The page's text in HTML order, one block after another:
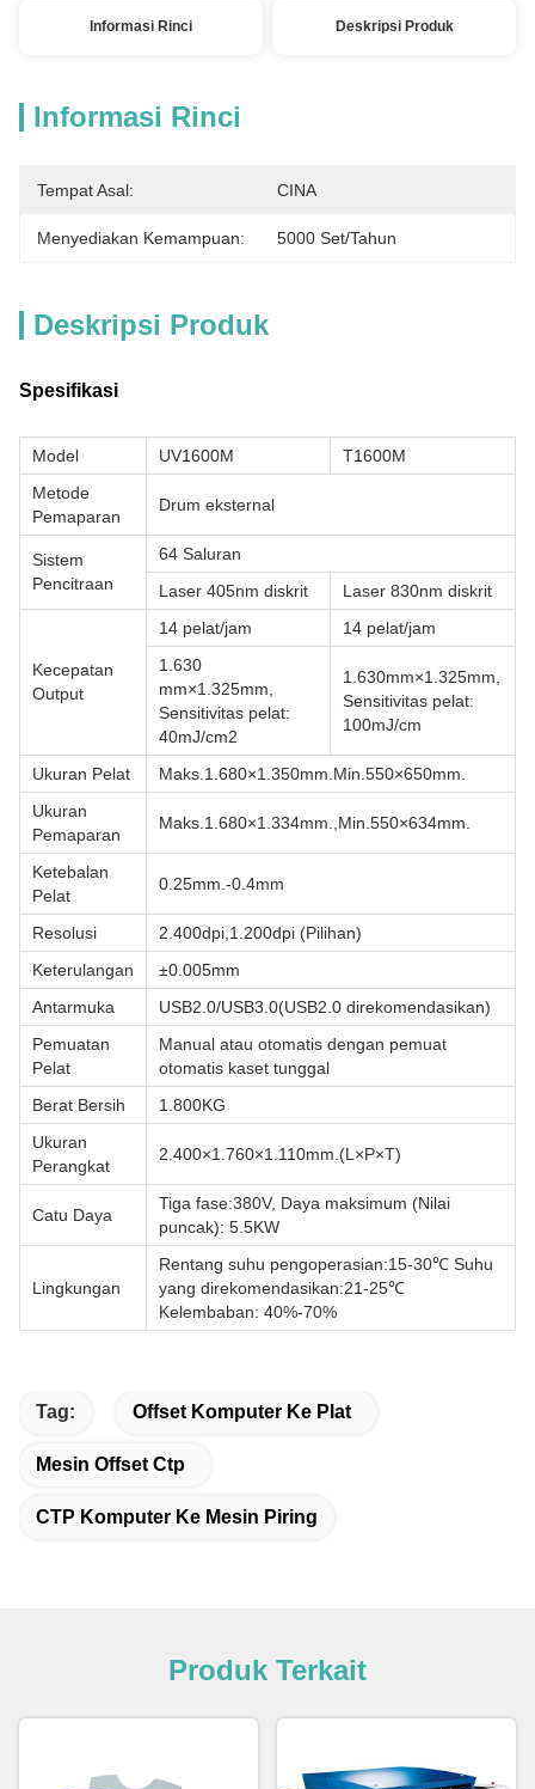
Informasi Rinci Deskripsi Produk
Informasi Rinci
Tempat Asal: CINA
Menyediakan Kemampuan: 5000 Set/tahun
Deskripsi Produk
Spesifikasi
Model UV1600M
T1600M
Metode
Pemaparan
Drum eksternal
Sistem
Pencitraan
64 Saluran
Laser 405nm diskrit
Laser 830nm diskrit
Kecepatan
Output
14 pelat/jam
14 pelat/jam
1.630
mm×1.325mm,
Sensitivitas pelat:
40mJ/cm2
1.630mm×1.325mm,
Sensitivitas pelat:
100mJ/cm
Ukuran Pelat
Maks.1.680×1.350mm.Min.550×650mm.
Ukuran
Pemaparan
Maks.1.680×1.334mm.,Min.550×634mm.
Ketebalan
Pelat
0.25mm.-0.4mm
Resolusi
2.400dpi,1.200dpi (Pilihan)
Keterulangan
±0.005mm
Antarmuka
USB2.0/USB3.0(USB2.0 direkomendasikan)
Pemuatan
Pelat
Manual atau otomatis dengan pemuat
otomatis kaset tunggal
Berat Bersih
1.800KG
Ukuran
Perangkat
2.400×1.760×1.110mm.(L×P×T)
Catu Daya
Tiga fase:380V, Daya maksimum (Nilai
puncak): 5.5KW
Lingkungan
Rentang suhu pengoperasian:15-30℃ Suhu
yang direkomendasikan:21-25℃
Kelembaban: 40%-70%
Tag: Offset Komputer Ke Plat
Mesin Offset Ctp
CTP Komputer Ke Mesin Piring
Produk Terkait